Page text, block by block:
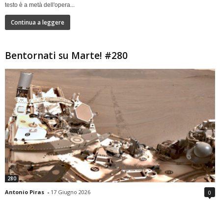
testo è a metà dell'opera...
Continua a leggere
Bentornati su Marte! #280
280
Antonio Piras - 17 Giugno 2026 0